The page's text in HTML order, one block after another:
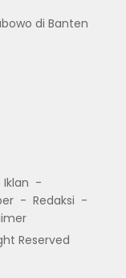
di Banten
Redaksi
Reserved